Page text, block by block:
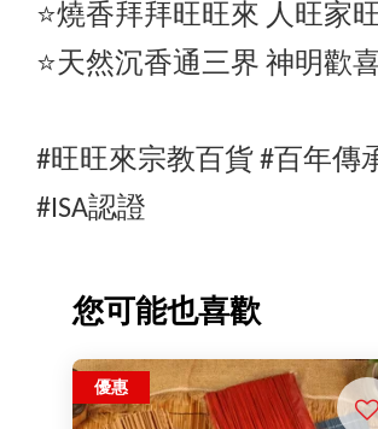
⭐️燒香拜拜旺旺來 人旺家
⭐️天然沉香通三界 神明歡
#旺旺來宗教百貨 #百年傳
#ISA認證
您可能也喜歡
優惠